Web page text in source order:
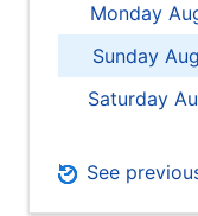
Monday
Sunday
Saturday
See